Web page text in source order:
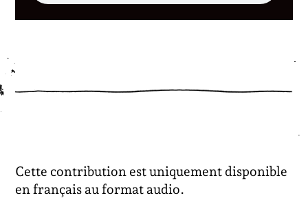
Cette contribution est uniquement disponible
en français au format audio.